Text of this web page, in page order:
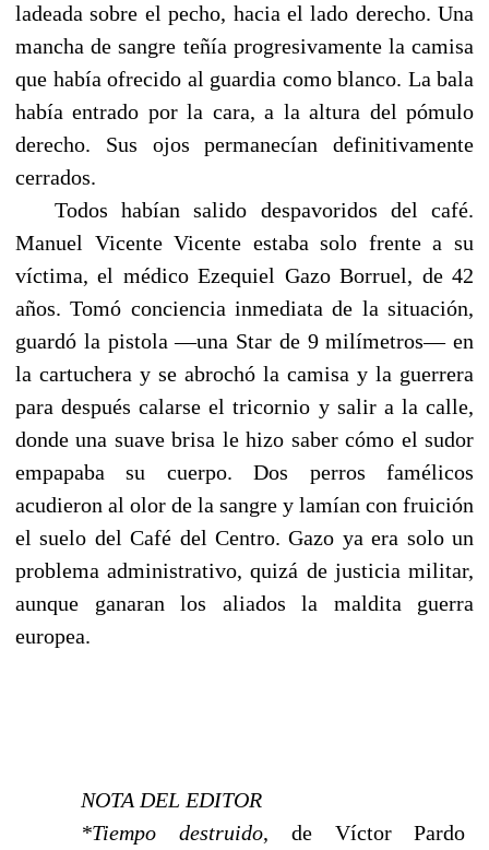
ladeada sobre el pecho, hacia el lado derecho. Una
mancha de sangre teñía progresivamente la camisa
que había ofrecido al guardia como blanco. La bala
había entrado por la cara, a la altura del pómulo
derecho. Sus ojos permanecían definitivamente
cerrados.
Todos habían salido despavoridos del café.
Manuel Vicente Vicente estaba solo frente a su
víctima, el médico Ezequiel Gazo Borruel, de 42
años. Tomó conciencia inmediata de la situación,
guardó la pistola —una Star de 9 milímetros— en
la cartuchera y se abrochó la camisa y la guerrera
para después calarse el tricornio y salir a la calle,
donde una suave brisa le hizo saber cómo el sudor
empapaba su cuerpo. Dos perros famélicos
acudieron al olor de la sangre y lamían con fruición
el suelo del Café del Centro. Gazo ya era solo un
problema administrativo, quizá de justicia militar,
aunque ganaran los aliados la maldita guerra
europea.
NOTA DEL EDITOR
*Tiempo destruido, de Víctor Pardo